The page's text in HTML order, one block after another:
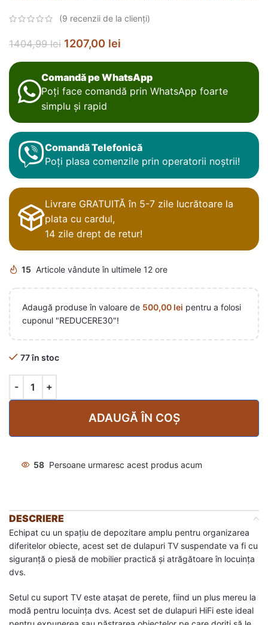
(9 recenzii de la clienți)
1404,99lei 1207,00 lei
Comandă pe WhatsApp
Poți face comandă prin WhatsApp foarte
simplu și rapid
Comandă Telefonică
Poți plasa comenzile prin operatorii noștrii!
Livrare GRATUITĂ în 5-7 zile lucrătoare la
plata cu cardul,
14 zile drept de retur!
15 Articole vândute în ultimele 12 ore
Adaugă produse în valoare de 500,00 lei pentru a folosi
cuponul "REDUCERE30"!
77 în stoc
ADAUGĂ ÎN COȘ
58 Persoane urmaresc acest produs acum
DESCRIERE
Echipat cu un spațiu de depozitare amplu pentru organizarea
diferitelor obiecte, acest set de dulapuri TV suspendate va fi cu
siguranță o piesă de mobilier practică și atrăgătoare în locuința
dvs.
Setul cu suport TV este atașat de perete, fiind un plus mereu la
modă pentru locuința dvs. Acest set de dulapuri HiFi este ideal